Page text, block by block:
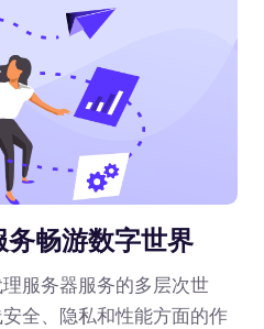
畅游数字世界
服务器服务的多层次世
全、隐私和性能方面的作